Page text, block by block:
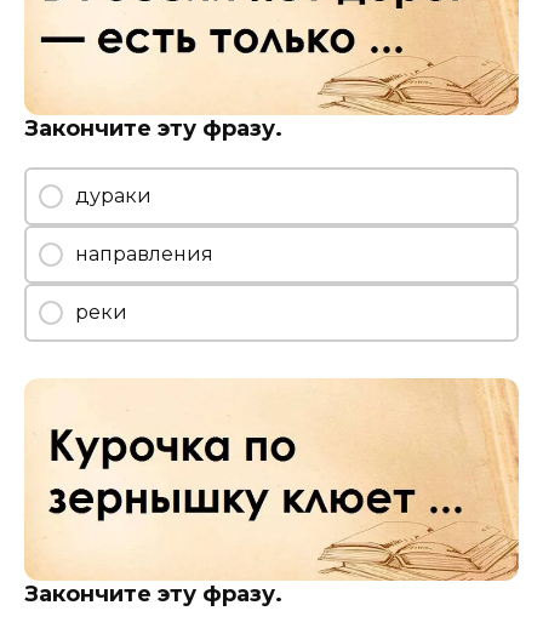
Закончите эту фразу.
дураки
направления
реки
Закончите эту фразу.